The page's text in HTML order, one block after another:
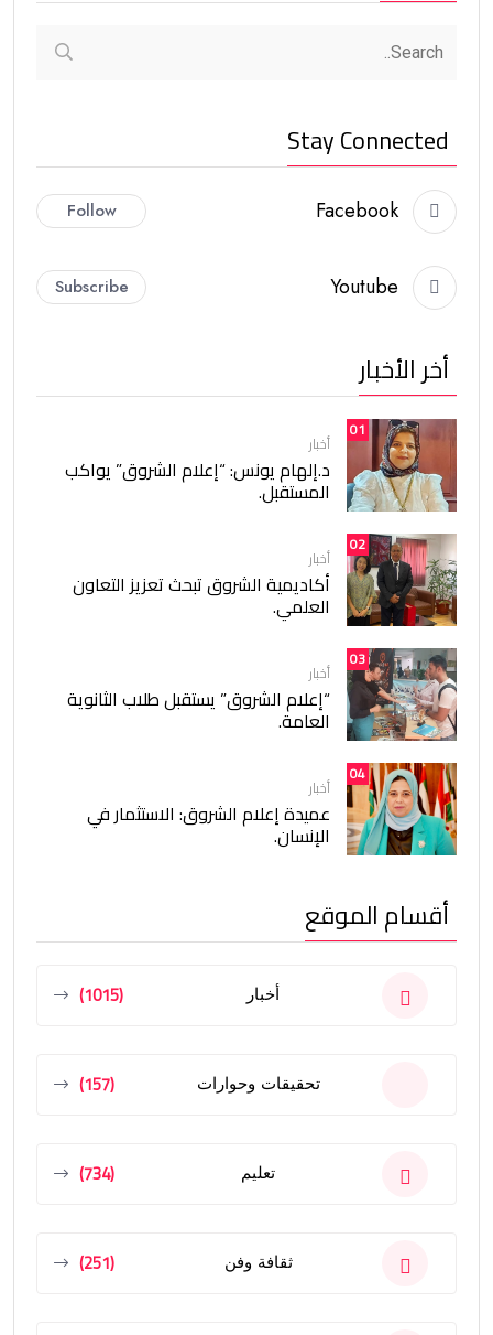
Stay Connected
Facebook
Follow
Youtube
Subscribe
أخر الأخبار
01
أخبار
د.إلهام يونس: “إعلام الشروق” يواكب
المستقبل.
02
أخبار
أكاديمية الشروق تبحث تعزيز التعاون
العلمي.
03
أخبار
“إعلام الشروق” يستقبل طلاب الثانوية
العامة.
04
أخبار
عميدة إعلام الشروق: الاستثمار في
الإنسان.
أقسام الموقع
أخبار (1015)
تحقيقات وحوارات (157)
تعليم (734)
ثقافة وفن (251)